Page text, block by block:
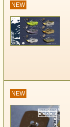
NEW
NEW